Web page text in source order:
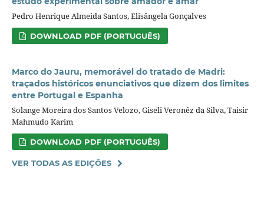
Pedro Henrique Almeida Santos, Elisângela Gonçalves
DOWNLOAD PDF (PORTUGUÊS)
Marco do Jauru, memorável do tratado de Madri:
traçados históricos enunciativos que dizem dos limites
entre Portugal e Espanha
Solange Moreira dos Santos Velozo, Giseli Veronêz da Silva, Taisir
Mahmudo Karim
DOWNLOAD PDF (PORTUGUÊS)
VER TODAS AS EDIÇÕES